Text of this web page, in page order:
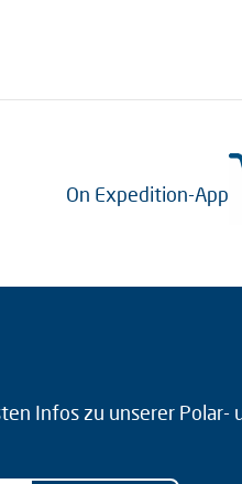
On Expedition-App
Infos zu unserer Polar-